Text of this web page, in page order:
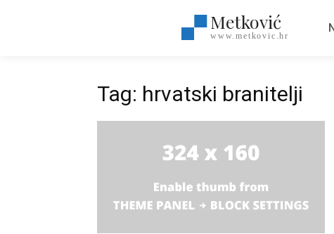
Metković
www.metkovic.hr
Tag: hrvatski branitelji